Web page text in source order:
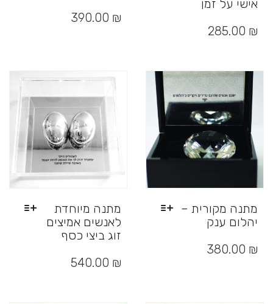
זה
לבחור
האפשרויות
390.00 ₪
אישי על זמן
זה
ניתן
לבחור
את
האפשרויות
בעמוד
המוצר
285.00 ₪
מתנה מיוחדת
לאנשים אמיצים
זוג ביצי כסף
זה 540.00 ₪
מתנה מקורית –
יהלום ענק
זה 380.00 ₪